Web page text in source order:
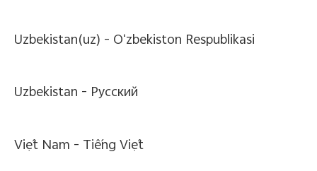
Uzbekistan(uz) - Oʻzbekiston Respublikasi
Uzbekistan - Pусский
Việt Nam - Tiếng Việt